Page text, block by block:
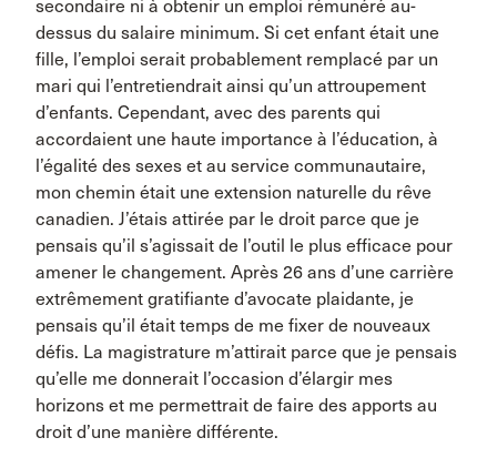
secondaire ni à obtenir un emploi rémunéré au-
dessus du salaire minimum. Si cet enfant était une
fille, l’emploi serait probablement remplacé par un
mari qui l’entretiendrait ainsi qu’un attroupement
d’enfants. Cependant, avec des parents qui
accordaient une haute importance à l’éducation, à
l’égalité des sexes et au service communautaire,
mon chemin était une extension naturelle du rêve
canadien. J’étais attirée par le droit parce que je
pensais qu’il s’agissait de l’outil le plus efficace pour
amener le changement. Après 26 ans d’une carrière
extrêmement gratifiante d’avocate plaidante, je
pensais qu’il était temps de me fixer de nouveaux
défis. La magistrature m’attirait parce que je pensais
qu’elle me donnerait l’occasion d’élargir mes
horizons et me permettrait de faire des apports au
droit d’une manière différente.